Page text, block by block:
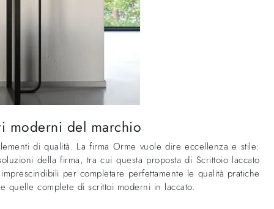
moderni del marchio
di qualità. La firma Orme vuole dire eccellenza e stile:
della firma, tra cui questa proposta di Scrittoio laccato
per completare perfettamente le qualità pratiche
quelle complete di scrittoi moderni in laccato.